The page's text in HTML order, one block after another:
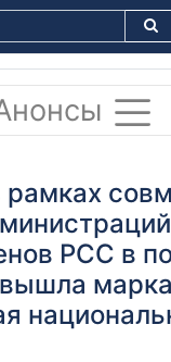
РСС в